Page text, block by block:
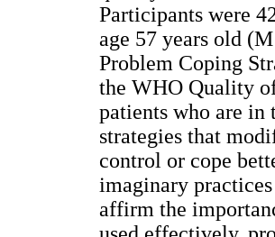
Participants were
age 57 years old
Problem Coping
the WHO Quality
patients who are in
strategies that
control or cope
imaginary
affirm the